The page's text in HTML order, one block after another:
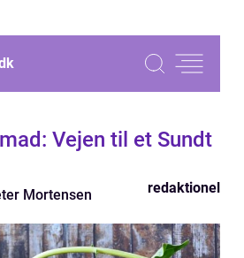
Vejen til et Sundt
Mortensen redaktionel